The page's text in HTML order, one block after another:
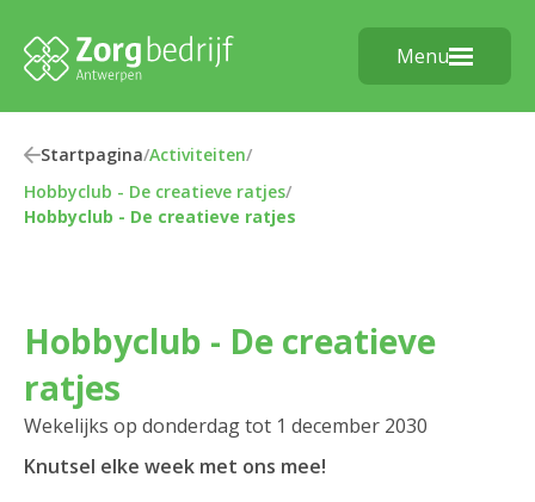
Menu
Startpagina/Activiteiten/
Hobbyclub - De creatieve ratjes/
Hobbyclub - De creatieve ratjes
Hobbyclub - De creatieve
ratjes
Wekelijks op donderdag tot 1 december 2030
Knutsel elke week met ons mee!